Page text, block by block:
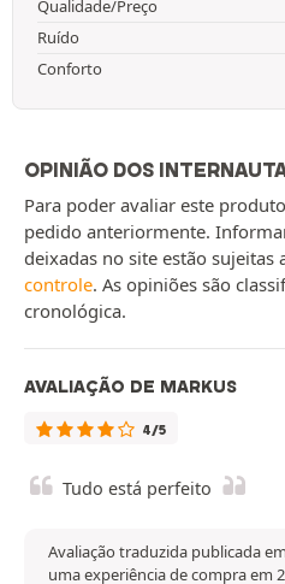
Qualidade/Preço
Ruído
Conforto
OPINIÃO DOS
Para poder avaliar este
pedido anteriormente.
deixadas no site estão sujeitas
controle. As opiniões são
cronológica.
AVALIAÇÃO DE MARKUS
4/5
Tudo está perfeito
Avaliação traduzida publicada
uma experiência de compra em